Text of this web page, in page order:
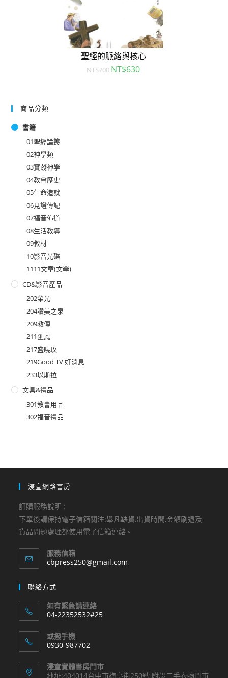
聖經的脈絡與核心
NT$700 NT$630
商品分類
書籍
01聖經論叢
02神學類
03實踐神學
04教會歷史
05生命造就
06見證傳記
07福音佈道
08生活教導
09教材
10影音光碟
1111文章(文學)
CD&影音產品
202榮光
204讚美之泉
209救傳
211匯恩
217盛曉玫
219Good TV 好消息
233以斯拉
文具&禮品
301教會用品
302福音禮品
浸宣網路書房
訂購服務說明 :
下單後請保持電子信箱關注:舉凡缺貨,出貨時間,金額刷退及
貨品問題處理都使用電子信箱連絡。
服務信箱
cbpress250@gmail.com
聯絡方式
如有緊急請連絡
04-22352532#25
in
your
application
或撥手機
0930-987702
in
浸宣實體書房門市
地址:404014台中市梅亭街250號 附設二手衣物門市